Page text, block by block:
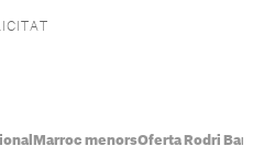
Marroc menorsOferta Rodri